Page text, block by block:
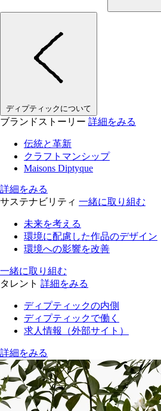
ディプティックについて
ブランドストーリー 詳細をみる
伝統と革新
クラフトマンシップ
Maisons Diptyque
詳細をみる
サステナビリティ 一緒に取り組む
未来を考える
環境に配慮した作品のデザイン
環境への影響を改善
一緒に取り組む
タレント 詳細をみる
ディプティックの内側
ディプティックで働く
求人情報（外部サイト）
詳細をみる